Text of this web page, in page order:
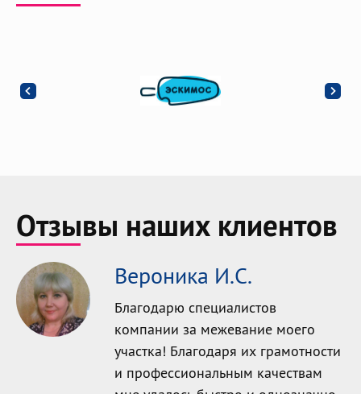
Отзывы наших клиентов
Вероника И.С.
Благодарю специалистов
компании за межевание моего
участка! Благодаря их грамотности
и профессиональным качествам